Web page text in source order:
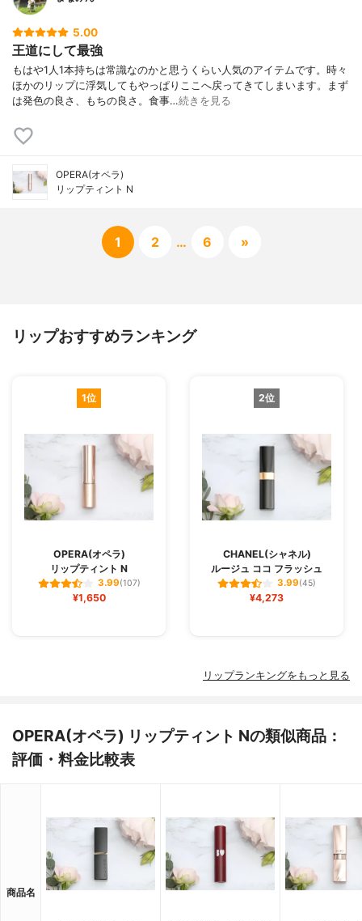
5.00
王道にして最強
もはや1人1本持ちは常識なのかと思うくらい人気のアイテムです。時々
ほかのリップに浮気してもやっぱりここへ戻ってきてしまいます。まず
は発色の良さ、もちの良さ。食事…続きを見る
OPERA(オペラ)
リップティント N
1 2 … 6 »
リップおすすめランキング
1位
OPERA(オペラ)
リップティント N
3.99(107)
¥1,650
2位
CHANEL(シャネル)
ルージュ ココ フラッシュ
3.99(45)
¥4,273
リップランキングをもっと見る
OPERA(オペラ) リップティント Nの類似商品：
評価・料金比較表
商品名